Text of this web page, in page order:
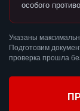
особого
Указаны
Подготовим
проверка прошла